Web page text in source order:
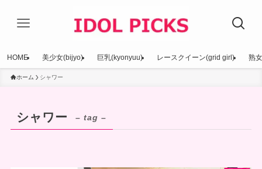
HOME 美少女(bijyo) 巨乳(kyonyuu) レースクイーン(grid girl) 熟
ホーム シャワー
シャワー – tag –